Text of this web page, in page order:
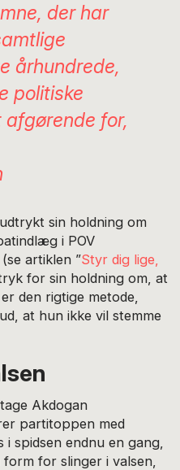
der har
århundrede,
politiske
for,
sin holdning om
i POV
artiklen ”Styr dig lige,
for sin holdning om, at
den rigtige metode,
at hun ikke vil stemme
Akdogan
partitoppen med
spidsen endnu en gang,
for slinger i valsen,